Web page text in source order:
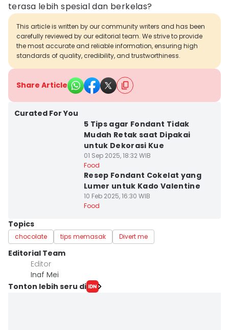
terasa lebih spesial dan berkelas?
This article is written by our community writers and has been
carefully reviewed by our editorial team. We strive to provide
the most accurate and reliable information, ensuring high
standards of quality, credibility, and trustworthiness.
Share Article
Curated For You
5 Tips agar Fondant Tidak
Mudah Retak saat Dipakai
untuk Dekorasi Kue
01 Sep 2025, 18:32 WIB
Food
Resep Fondant Cokelat yang
Lumer untuk Kado Valentine
10 Feb 2025, 16:30 WIB
Food
Topics
chocolate tips memasak Divert me
Editorial Team
Editor
Inaf Mei
Tonton lebih seru di